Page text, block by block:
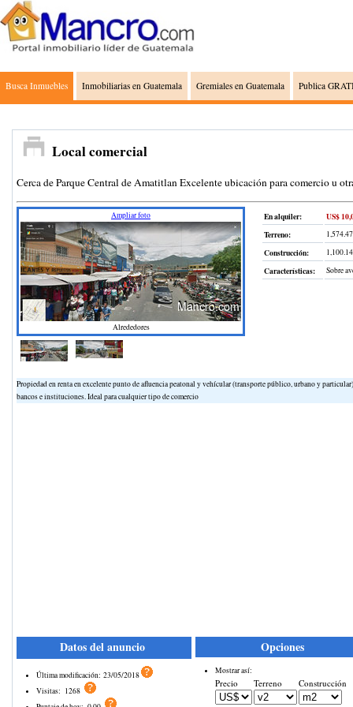
Busca Inmuebles Inmobiliarias en Guatemala Gremiales en Guatemala Publica
Local comercial
Cerca de Parque Central de Amatitlan Excelente ubicación para comercio u
Ampliar foto
Alrededores
En alquiler:
US$
Terreno:
Construcción:
Características: Sobre
Propiedad en renta en excelente punto de afluencia peatonal y vehícular (transporte público, urbano y
bancos e instituciones. Ideal para cualquier tipo de comercio
Datos del anuncio
Última modificación: 23/05/2018
Visitas: 1268
Opciones
Mostrar así:
Precio Terreno Construcción